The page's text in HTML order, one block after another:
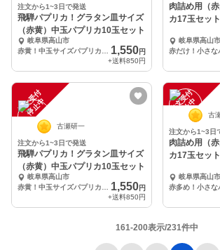
注文から1~3日で発送
飛騨パプリカ！グラタン皿サイズ
（赤黄）中玉パプリカ10玉セット
岐阜県高山市
1,550円
+送料850円
肉詰め用（
カ17玉セッ
岐阜県高山市
注
文
受
付
停
止
中
古瀬研一
注文から1~3日で発送
飛騨パプリカ！グラタン皿サイズ
（赤黄）中玉パプリカ10玉セット
岐阜県高山市
1,550円
+送料850円
注
文
受
付
停
止
中 古
注文から1~3日
肉詰め用（
カ17玉セッ
岐阜県高山市
161-200表示/231件中